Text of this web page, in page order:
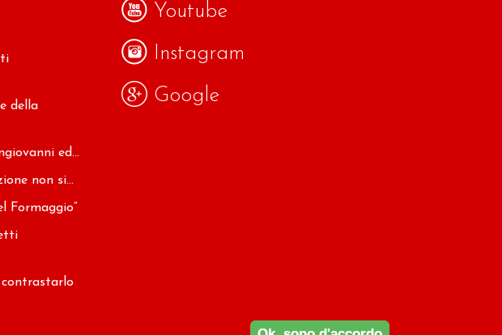
della
ed...
non si...
Formaggio”
Youtube
Instagram
Google